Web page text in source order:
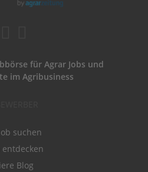
für Agrar Jobs und
im Agribusiness
suchen
entdecken
Blog